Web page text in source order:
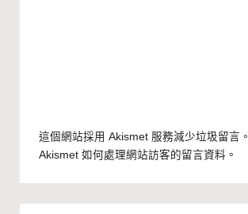
這個網站採用 Akismet 服務減少垃圾留言。
Akismet 如何處理網站訪客的留言資料 。